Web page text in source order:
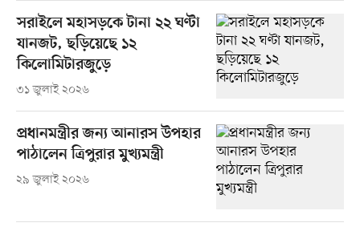
সরাইলে মহাসড়কে টানা ২২ ঘণ্টা
যানজট, ছড়িয়েছে ১২
কিলোমিটারজুড়ে
৩১ জুলাই ২০২৬
প্রধানমন্ত্রীর জন্য আনারস উপহার
পাঠালেন ত্রিপুরার মুখ্যমন্ত্রী
২৯ জুলাই ২০২৬